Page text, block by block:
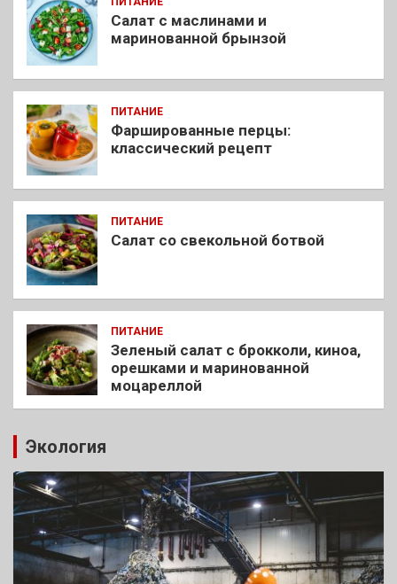
Салат с маслинами и
маринованной брынзой
ПИТАНИЕ
Фаршированные перцы:
классический рецепт
ПИТАНИЕ
Салат со свекольной ботвой
ПИТАНИЕ
Зеленый салат с брокколи, киноа,
орешками и маринованной
моцареллой
Экология